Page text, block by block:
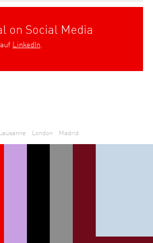
on Social Media
LinkedIn.
London Madrid